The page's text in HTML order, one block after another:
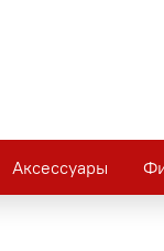
Аксессуары